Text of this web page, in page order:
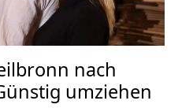
nach
umziehen